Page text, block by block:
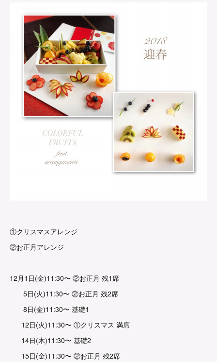
①クリスマスアレンジ
②お正月アレンジ
12月1日(金)11:30〜 ②お正月 残1席
5日(火)11:30〜 ②お正月 残2席
8日(金)11:30〜 基礎1
12日(火)11:30〜 ①クリスマス 満席
14日(木)11:30〜 基礎2
15日(金)11:30〜 ②お正月 残2席